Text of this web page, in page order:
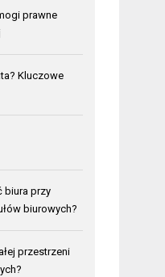
prawne
Kluczowe
biura przy
biurowych?
przestrzeni